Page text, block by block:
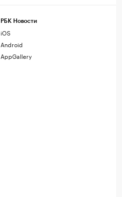
РБК Новости
iOS
Android
AppGallery